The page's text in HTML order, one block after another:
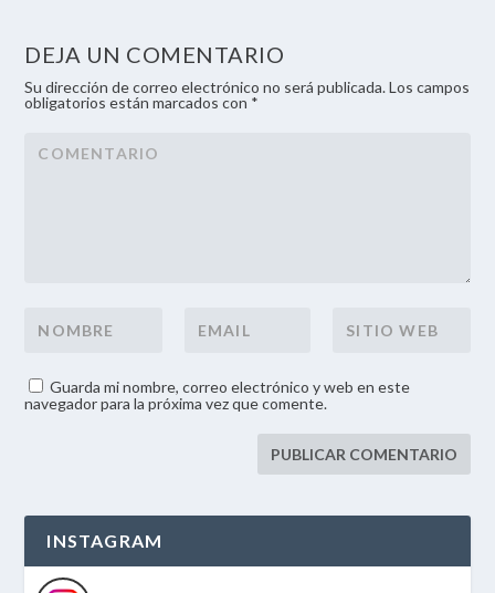
DEJA UN COMENTARIO
Su dirección de correo electrónico no será publicada. Los campos
obligatorios están marcados con *
Guarda mi nombre, correo electrónico y web en este
navegador para la próxima vez que comente.
INSTAGRAM